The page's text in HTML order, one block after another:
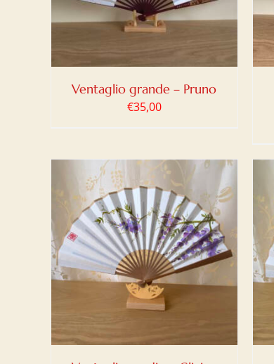
Ventaglio grande – Pruno
€35,00
AGGIUNGI AL CARRELLO /
DETTAGLI